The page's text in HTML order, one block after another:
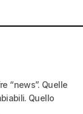
“news”. Quelle
Quello